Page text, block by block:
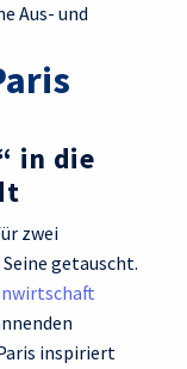
Aus- und
in die
zwei
Seine getauscht.
inspiriert